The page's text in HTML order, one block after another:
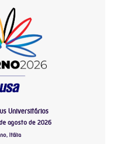
Universitários
agosto de 2026
Itália